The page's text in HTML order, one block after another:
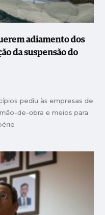
adiamento dos
da suspensão do
pediu às empresas de
de-obra e meios para